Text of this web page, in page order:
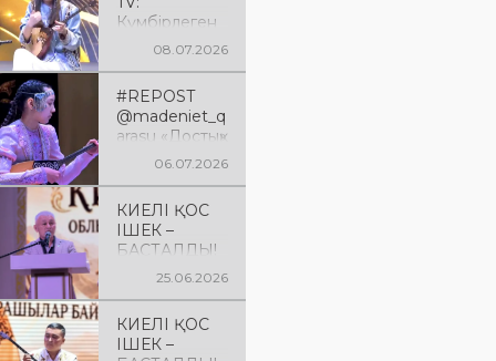
Күмбірлеген
08.07.2026
#REPOST
@madeniet_q
arasu «Достық»
аудандық
Қарасу
аудандық
тілдерді оқыту
орталығымен
бірлесе
ұйымдастыры
лған
«Күмбірле,
06.07.2026
КИЕЛІ ҚОС
ІШЕК –
БАСТАЛДЫ!
25.06.2026
КИЕЛІ ҚОС
ІШЕК –